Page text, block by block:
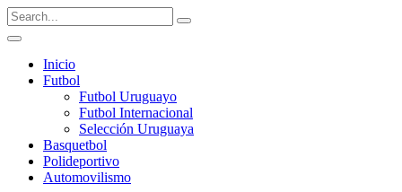
Inicio
Futbol
Futbol Uruguayo
Futbol Internacional
Selección Uruguaya
Basquetbol
Polideportivo
Automovilismo